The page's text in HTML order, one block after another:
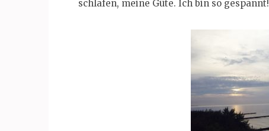
schlafen, meine Güte. Ich bin so gespannt!